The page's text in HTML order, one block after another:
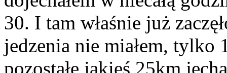
30. I tam właśnie już
jedzenia nie miałem, tylko
pozostałe jakieś 25km